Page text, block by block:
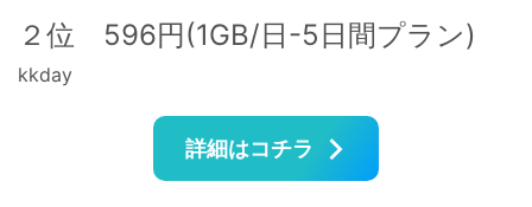
２位 596円(1GB/日-5日間プラン)
kkday
詳細はコチラ